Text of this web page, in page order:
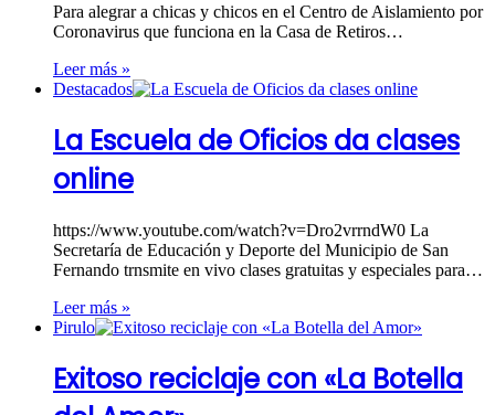
Para alegrar a chicas y chicos en el Centro de Aislamiento por
Coronavirus que funciona en la Casa de Retiros…
Leer más »
Destacados
La Escuela de Oficios da clases
online
https://www.youtube.com/watch?v=Dro2vrrndW0 La
Secretaría de Educación y Deporte del Municipio de San
Fernando trnsmite en vivo clases gratuitas y especiales para…
Leer más »
Pirulo
Exitoso reciclaje con «La Botella